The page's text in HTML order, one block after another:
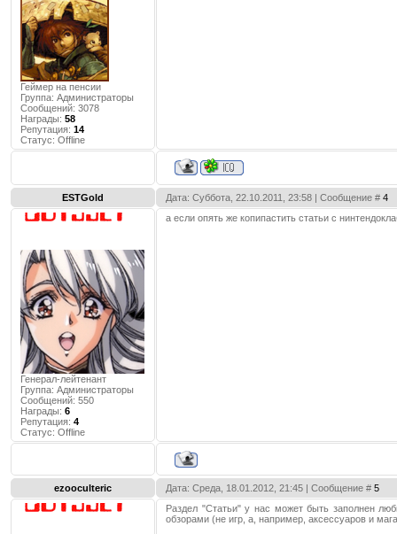
Геймер на пенсии
Группа: Администраторы
Сообщений: 3078
Награды: 58
Репутация: 14
Статус: Offline
ESTGold Дата: Суббота, 22.10.2011, 23:58 | Сообщение # 4
Генерал-лейтенант
Группа: Администраторы
Сообщений: 550
Награды: 6
Репутация: 4
Статус: Offline
а если опять же копипастить статьи с
ezooculteric Дата: Среда, 18.01.2012, 21:45 | Сообщение # 5
Раздел "Статьи" у нас может быть заполнен
обзорами (не игр, а, например, аксессуаров и